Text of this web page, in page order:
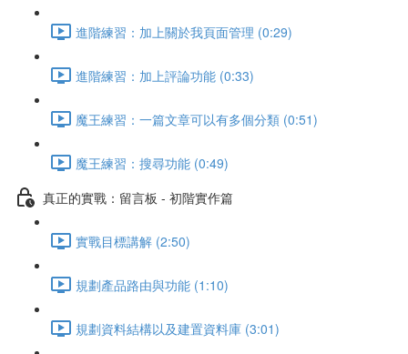
進階練習：加上關於我頁面管理 (0:29)
進階練習：加上評論功能 (0:33)
魔王練習：一篇文章可以有多個分類 (0:51)
魔王練習：搜尋功能 (0:49)
真正的實戰：留言板 - 初階實作篇
實戰目標講解 (2:50)
規劃產品路由與功能 (1:10)
規劃資料結構以及建置資料庫 (3:01)